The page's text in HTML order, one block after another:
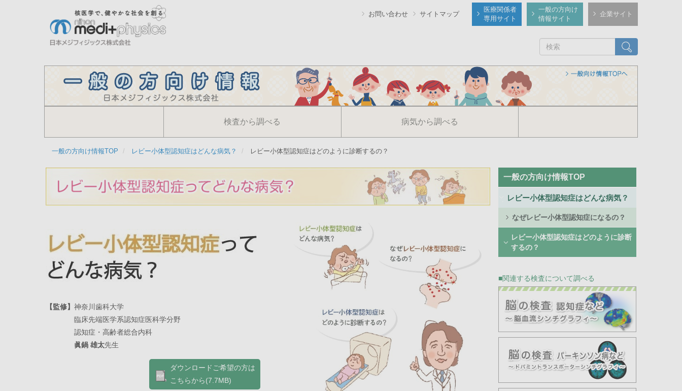
お問い合わせ サイトマップ
医療関係者
専用サイト
一般の方向け
情報サイト
企業サイト
検
検索
検査から調べる 病気から調べる
一般の方向け情報TOP レビー小体型認知症はどんな病気？ レビー小体型認知症はどのように診断するの？
【監修】 神奈川歯科大学
臨床先端医学系認知症医科学分野
認知症・高齢者総合内科
眞鍋 雄太先生
ダウンロードご希望の方は
こちらから(7.7MB)
Public
Side
Menu
一般の方向け情報TOP
レビー小体型認知症はどんな病気？
なぜレビー小体型認知症になるの？
レビー小体型認知症はどのように診断
するの？
関連する検査について調べる